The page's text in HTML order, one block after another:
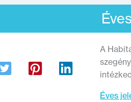
A
Éves